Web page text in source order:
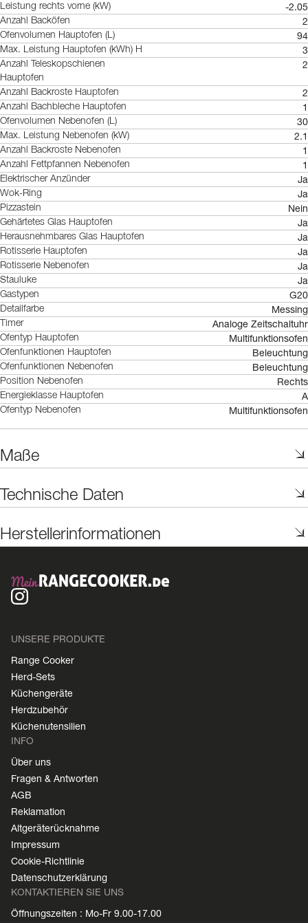
Leistung rechts vorne (kW) -2.05
Anzahl Backöfen 2
Ofenvolumen Hauptofen (L) 94
Max. Leistung Hauptofen (kWh) H 3
Anzahl Teleskopschienen
Hauptofen
2
Anzahl Backroste Hauptofen 2
Anzahl Bachbleche Hauptofen 1
Ofenvolumen Nebenofen (L) 30
Max. Leistung Nebenofen (kW) 2.1
Anzahl Backroste Nebenofen 1
Anzahl Fettpfannen Nebenofen 1
Elektrischer Anzünder Ja
Wok-Ring Ja
Pizzastein Nein
Gehärtetes Glas Hauptofen Ja
Herausnehmbares Glas Hauptofen Ja
Rotisserie Hauptofen Ja
Rotisserie Nebenofen Ja
Stauluke Ja
Gastypen G20
Detailfarbe Messing
Timer Analoge Zeitschaltuhr
Ofentyp Hauptofen Multifunktionsofen
Ofenfunktionen Hauptofen Beleuchtung
Ofenfunktionen Nebenofen Beleuchtung
Position Nebenofen Rechts
Energieklasse Hauptofen A
Ofentyp Nebenofen Multifunktionsofen
Maße
Technische Daten
Herstellerinformationen
UNSERE PRODUKTE
Range Cooker
Herd-Sets
Küchengeräte
Herdzubehör
Küchenutensilien
INFO
Über uns
Fragen & Antworten
AGB
Reklamation
Altgeräterücknahme
Impressum
Cookie-Richtlinie
Datenschutzerklärung
KONTAKTIEREN SIE UNS
Öffnungszeiten : Mo-Fr 9.00-17.00